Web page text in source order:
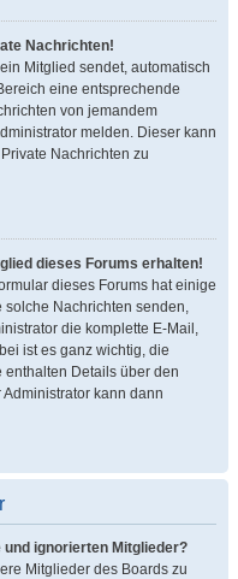
Nachrichten!
Mitglied sendet, automatisch
eine entsprechende
von jemandem
melden. Dieser kann
Nachrichten zu
dieses Forums erhalten!
dieses Forums hat einige
solche Nachrichten senden,
die komplette E-Mail,
ist es ganz wichtig, die
enthalten Details über den
kann dann
und ignorierten Mitglieder?
Mitglieder des Boards zu